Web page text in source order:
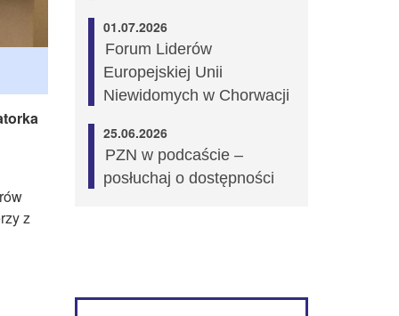
z
01.07.2026
Forum Liderów
Europejskiej Unii
Niewidomych w Chorwacji
25.06.2026
PZN w podcaście –
posłuchaj o dostępności